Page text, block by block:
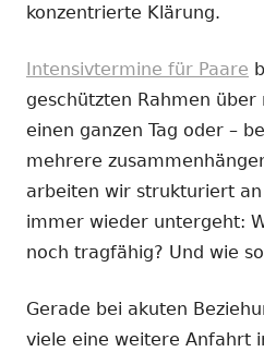
konzentrierte Klärung.
Intensivtermine für Paare
geschützten Rahmen
einen ganzen Tag oder –
mehrere
arbeiten wir strukturiert
immer wieder untergeht:
noch tragfähig? Und wie
Gerade bei akuten
viele eine weitere Anfahrt